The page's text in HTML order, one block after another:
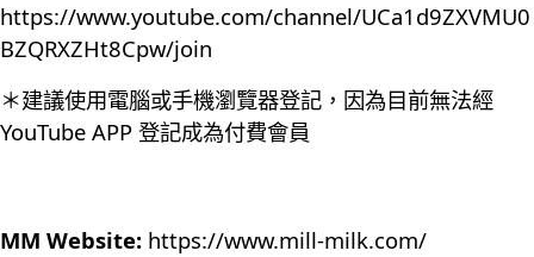
https://www.youtube.com/channel/UCa1d9ZXVMU0
BZQRXZHt8Cpw/join
＊建議使用電腦或手機瀏覽器登記，因為目前無法經
YouTube APP 登記成為付費會員
MM Website: https://www.mill-milk.com/